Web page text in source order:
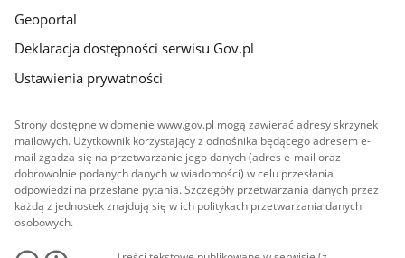
Geoportal
Deklaracja dostępności serwisu Gov.pl
Ustawienia prywatności
Strony dostępne w domenie www.gov.pl mogą zawierać adresy skrzynek
mailowych. Użytkownik korzystający z odnośnika będącego adresem e-
mail zgadza się na przetwarzanie jego danych (adres e-mail oraz
dobrowolnie podanych danych w wiadomości) w celu przesłania
odpowiedzi na przesłane pytania. Szczegóły przetwarzania danych przez
każdą z jednostek znajdują się w ich politykach przetwarzania danych
osobowych.